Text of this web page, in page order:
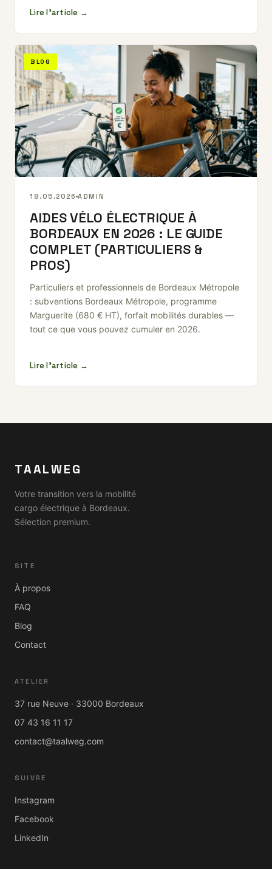
Lire l'article →
BLOG
18.05.2026 ADMIN
AIDES VÉLO ÉLECTRIQUE À
BORDEAUX EN 2026 : LE GUIDE
COMPLET (PARTICULIERS &
PROS)
Particuliers et professionnels de Bordeaux Métropole
: subventions Bordeaux Métropole, programme
Marguerite (680 € HT), forfait mobilités durables —
tout ce que vous pouvez cumuler en 2026.
Lire l'article →
TAALWEG
Votre transition vers la mobilité
cargo électrique à Bordeaux.
Sélection premium.
SITE
À propos
FAQ
Blog
Contact
ATELIER
37 rue Neuve · 33000 Bordeaux
07 43 16 11 17
contact@taalweg.com
SUIVRE
Instagram
Facebook
LinkedIn